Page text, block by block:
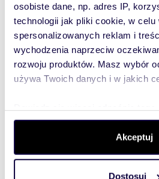
osobiste dane, np. adres IP,
technologii jak pliki cookie, w celu
spersonalizowanych reklam i
wychodzenia naprzeciw
rozwoju produktów. Masz wybór
używa Twoich danych i w jakich
dane są przetwarzane oraz ustaw
. W Deklaracji
zmienić lub wycofać swoją zgodę
Akceptuj
Dostosuj
Interesują mnie
podobne oferty
(rozwiń)
Chcę
informacje o
promocjach i
Administratorem
(rozwiń)
Wyślij